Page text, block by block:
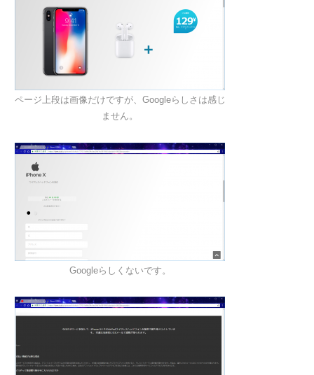
ページ上段は画像だけですが、Googleらしさは感じ
ません。
Googleらしくないです。